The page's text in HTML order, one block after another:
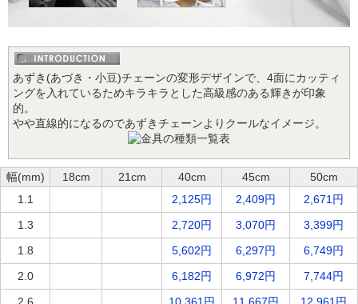
あずき(あづき・小豆)チェーンの変形デザインで、4面にカッティ
ングを入れているためキラキラとした高級感のある輝きが印象
的。
やや直線的になるのであずきチェーンよりクールなイメージ。
幅(mm) 18cm 21cm 40cm 45cm
50cm
1.1
2,125円 2,409円
2,671円
1.3
2,720円 3,070円
3,399円
1.8
5,602円 6,297円
6,749円
2.0
6,182円 6,972円
7,744円
2.6
10,361円 11,667円 12,961円